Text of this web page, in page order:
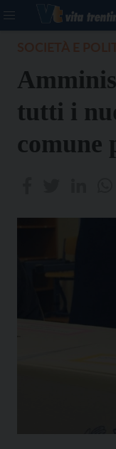
tutti i
comune